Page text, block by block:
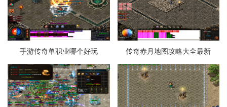
手游传奇单职业哪个好玩 传奇赤月地图攻略大全最新